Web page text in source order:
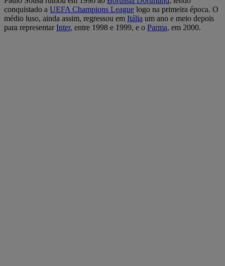
conquistado a UEFA Champions League logo na primeira época. O
médio luso, ainda assim, regressou em Itália um ano e meio depois
para representarInter, entre 1998 e 1999, e o Parma, em 2000.